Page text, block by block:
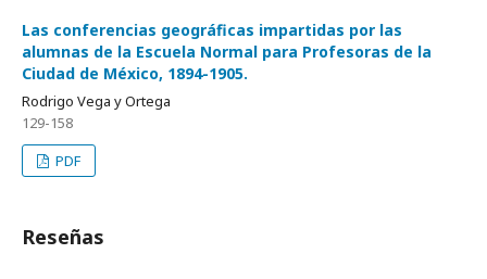
Las conferencias geográficas impartidas por las
alumnas de la Escuela Normal para Profesoras de la
Ciudad de México, 1894-1905.
Rodrigo Vega y Ortega
129-158
PDF
Reseñas